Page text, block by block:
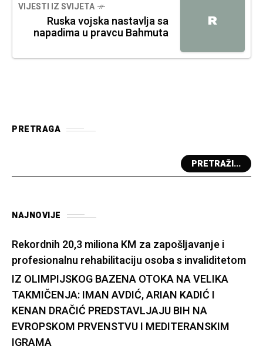
R
VIJESTI IZ SVIJETA
Ruska vojska nastavlja sa
napadima u pravcu Bahmuta
PRETRAGA
PRETRAŽI...
NAJNOVIJE
Rekordnih 20,3 miliona KM za zapošljavanje i
profesionalnu rehabilitaciju osoba s invaliditetom
IZ OLIMPIJSKOG BAZENA OTOKA NA VELIKA
TAKMIČENJA: IMAN AVDIĆ, ARIAN KADIĆ I
KENAN DRAČIĆ PREDSTAVLJAJU BIH NA
EVROPSKOM PRVENSTVU I MEDITERANSKIM
IGRAMA